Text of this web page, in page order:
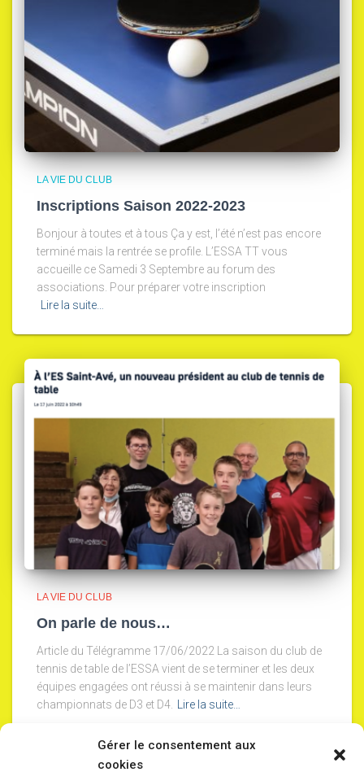
Gérer le consentement aux
cookies
LA VIE DU CLUB
Inscriptions Saison 2022-2023
Bonjour à toutes et à tous Ça y est, l’été n’est pas encore
terminé mais la rentrée se profile. L’ESSA TT vous
accueille ce Samedi 3 Septembre au forum des
associations. Pour préparer votre inscription
Lire la suite…
LA VIE DU CLUB
On parle de nous…
Article du Télégramme 17/06/2022 La saison du club de
tennis de table de l’ESSA vient de se terminer et les deux
équipes engagées ont réussi à se maintenir dans leurs
championnats de D3 et D4.
Lire la suite…